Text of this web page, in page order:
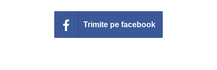
Conecteaza-te
Trimite pe facebook